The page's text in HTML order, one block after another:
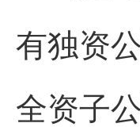
有独资
全资子